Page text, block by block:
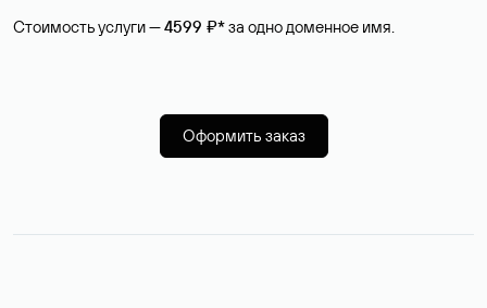
Стоимость услуги —4599 ₽*за одно доменное имя.
Оформить заказ